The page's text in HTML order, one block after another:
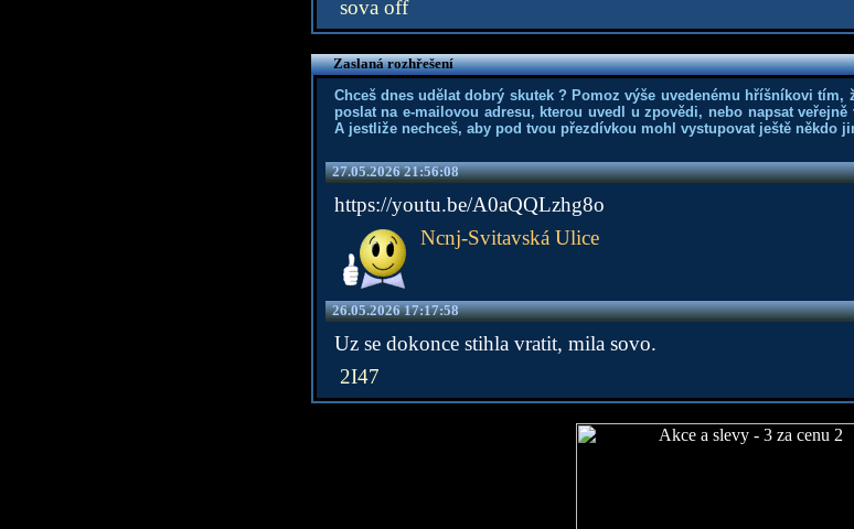
sova off
Zaslaná rozhřešení
Chceš dnes udělat dobrý skutek ? Pomoz výše uvedenému hříšníkovi tím,
poslat na e-mailovou adresu, kterou uvedl u zpovědi, nebo napsat
A jestliže nechceš, aby pod tvou přezdívkou mohl vystupovat ještě někdo
27.05.2026 21:56:08
https://youtu.be/A0aQQLzhg8o
Ncnj-Svitavská Ulice
26.05.2026 17:17:58
Uz se dokonce stihla vratit, mila sovo.
2I47